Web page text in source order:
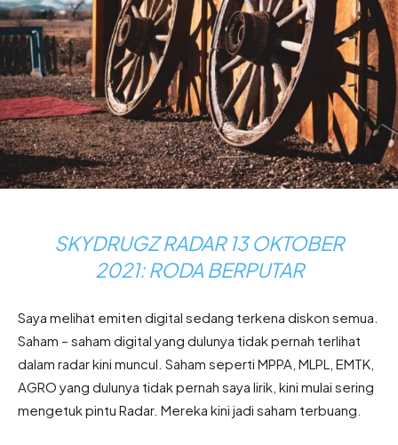
SKYDRUGZ RADAR 13 OKTOBER
2021: RODA BERPUTAR
Saya melihat emiten digital sedang terkena diskon semua.
Saham – saham digital yang dulunya tidak pernah terlihat
dalam radar kini muncul. Saham seperti MPPA, MLPL, EMTK,
AGRO yang dulunya tidak pernah saya lirik, kini mulai sering
mengetuk pintu Radar. Mereka kini jadi saham terbuang.